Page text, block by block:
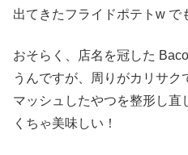
出てきたフライドポテトw で
おそらく、店名を冠した
うんですが、周りがカリサ
マッシュしたやつを整形し直
くちゃ美味しい！